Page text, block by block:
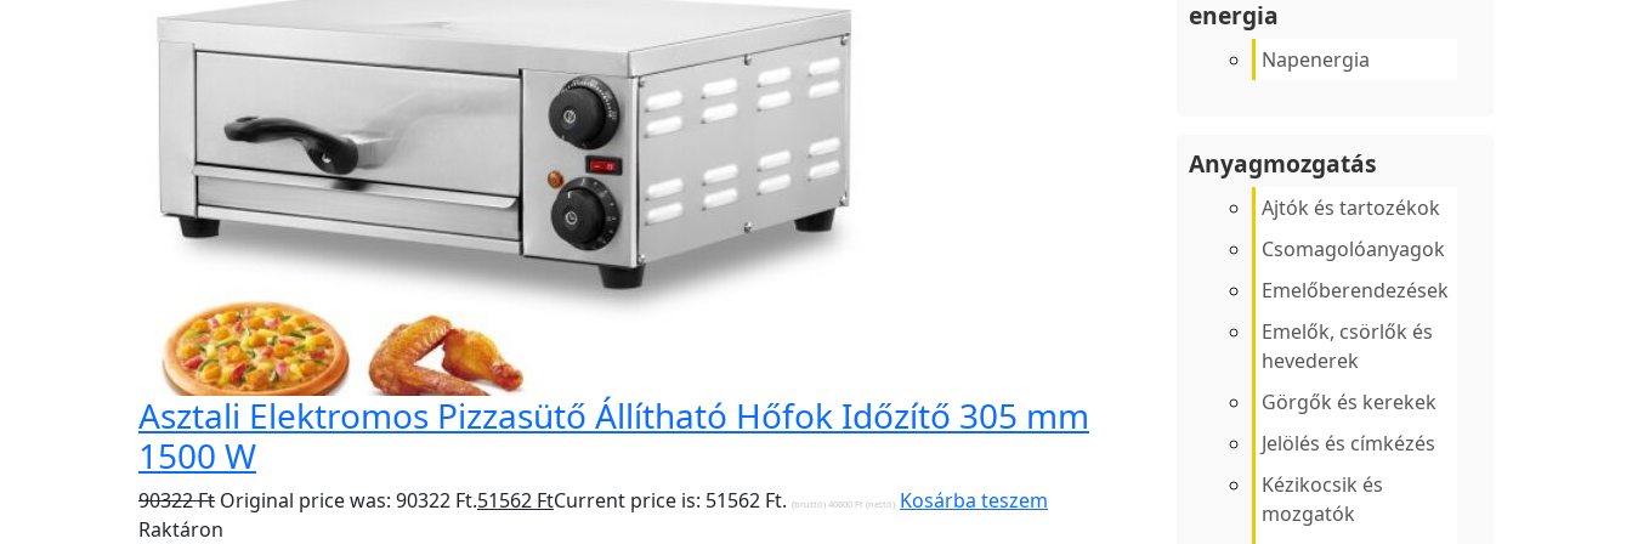
Asztali Elektromos Pizzasütő Állítható Hőfok Időzítő 305 mm
1500 W
90322Ft Original price was: 90322 Ft.51562 FtCurrent price is: 51562 Ft. (bruttó) 40600 Ft (nettó) Kosárba teszem
Raktáron
energia
Napenergia
Anyagmozgatás
Ajtók és tartozékok
Csomagolóanyagok
Emelőberendezések
Emelők, csörlők és
hevederek
Görgők és kerekek
Jelölés és címkézés
Kézikocsik és
mozgatók